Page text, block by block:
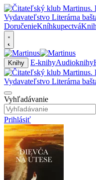
DoručenieKníhkupectvá
Knihy E-knihyAudioknihy
Vyhľadávanie
Prihlásiť